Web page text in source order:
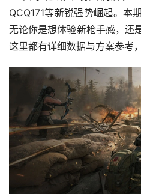
QCQ171等新锐强势崛起。本
无论你是想体验新枪手感，还
这里都有详细数据与方案参考